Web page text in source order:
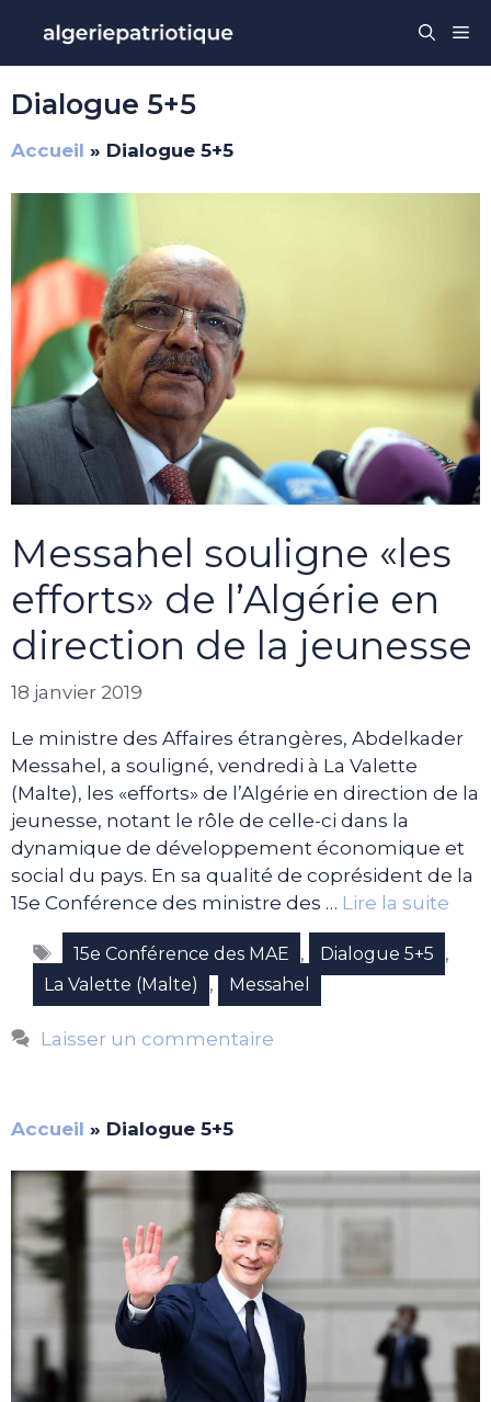
contenu
Dialogue 5+5
Accueil » Dialogue 5+5
Messahel souligne «les
efforts» de l’Algérie en
direction de la jeunesse
18 janvier 2019
Le ministre des Affaires étrangères, Abdelkader
Messahel, a souligné, vendredi à La Valette
(Malte), les «efforts» de l’Algérie en direction de la
jeunesse, notant le rôle de celle-ci dans la
dynamique de développement économique et
social du pays. En sa qualité de coprésident de la
15e Conférence des ministre des … Lire la suite
Étiquettes
15e Conférence des MAE , Dialogue 5+5 ,
La Valette (Malte) , Messahel
Laisser un commentaire
Accueil » Dialogue 5+5